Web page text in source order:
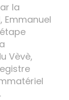
la
Emmanuel
Vèvè,